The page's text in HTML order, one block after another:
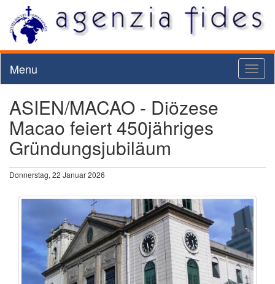
Menu
ASIEN/MACAO - Diözese
Macao feiert 450jähriges
Gründungsjubiläum
Donnerstag, 22 Januar 2026